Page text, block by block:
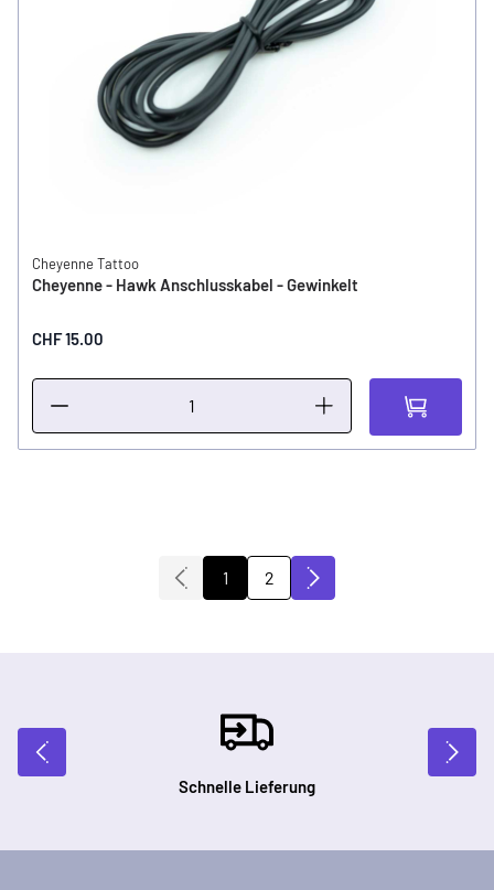
Cheyenne Tattoo
Cheyenne - Hawk Anschlusskabel - Gewinkelt
CHF 15.00
Sie lesen gerade die Seite
1
Seite
2
Schnelle Lieferung